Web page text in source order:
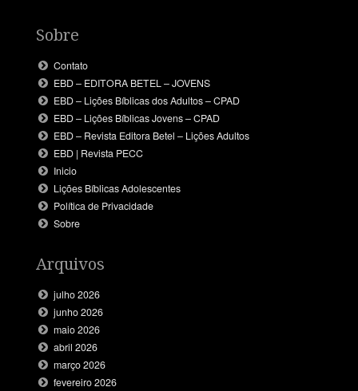
Sobre
Contato
EBD – EDITORA BETEL – JOVENS
EBD – Lições Bíblicas dos Adultos – CPAD
EBD – Lições Bíblicas Jovens – CPAD
EBD – Revista Editora Betel – Lições Adultos
EBD | Revista PECC
Inicio
Lições Bíblicas Adolescentes
Política de Privacidade
Sobre
Arquivos
julho 2026
junho 2026
maio 2026
abril 2026
março 2026
fevereiro 2026